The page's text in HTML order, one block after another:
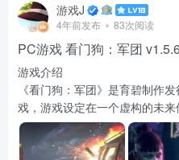
游戏J
4年前发布 83次阅读
PC游戏 看门狗：军团
游戏介绍
《看门狗：军团》是育碧制作
戏，游戏设定在一个虚构的未